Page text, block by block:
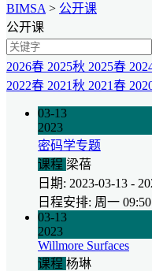
BIMSA > 公开课
公开课
2026春 2025秋 2025春
2022春 2021秋 2021春
03-13
2023
密码学专题
课程 梁蓓
日期: 2023-03-13 -
日程安排: 周一
03-13
2023
Willmore Surfaces
课程 杨琳